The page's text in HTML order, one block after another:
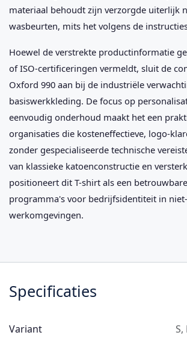
materiaal behoudt zijn verzorgde uiterlijk
wasbeurten, mits het volgens de
Hoewel de verstrekte productinformatie
of ISO-certificeringen vermeldt, sluit de
Oxford 990 aan bij de industriële
basiswerkkleding. De focus op
eenvoudig onderhoud maakt het een
organisaties die kosteneffectieve, logo-
zonder gespecialiseerde technische
van klassieke katoenconstructie en
positioneert dit T-shirt als een
programma's voor bedrijfsidentiteit in
werkomgevingen.
Specificaties
Variant S,